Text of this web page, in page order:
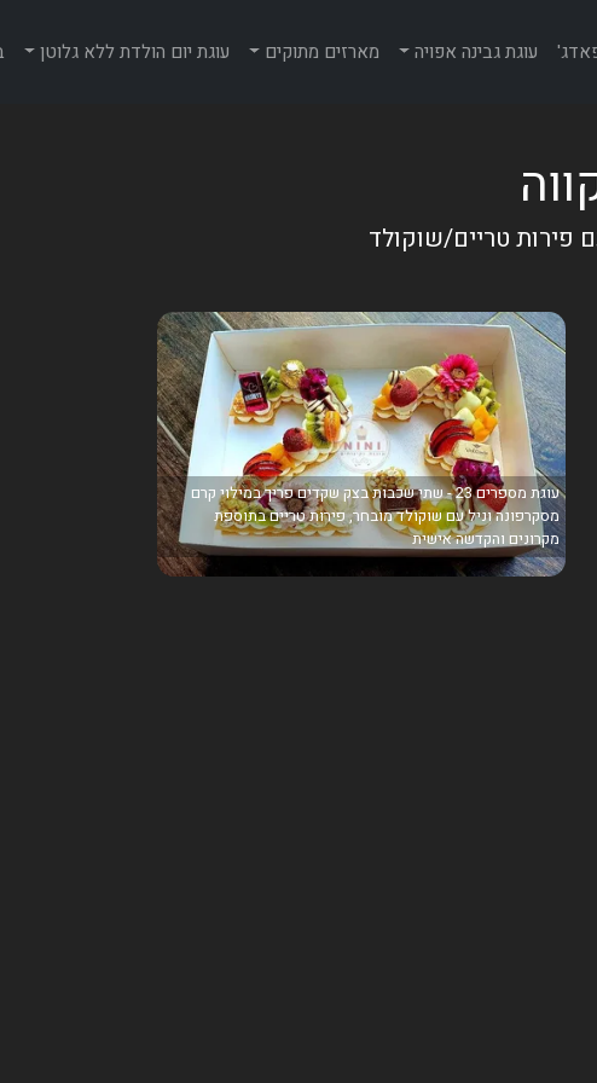
עוגת גבינה אפויה מארזים מתוקים עוגת יום הולדת ללא גלוטן
פירות טריים/שוקולד
עוגת מספרים 23 - שתי שכבות בצק שקדים פריך במילוי קרם
מסקרפונה וניל עם שוקולד מובחר, פירות טריים בתוספת
מקרונים והקדשה אישית